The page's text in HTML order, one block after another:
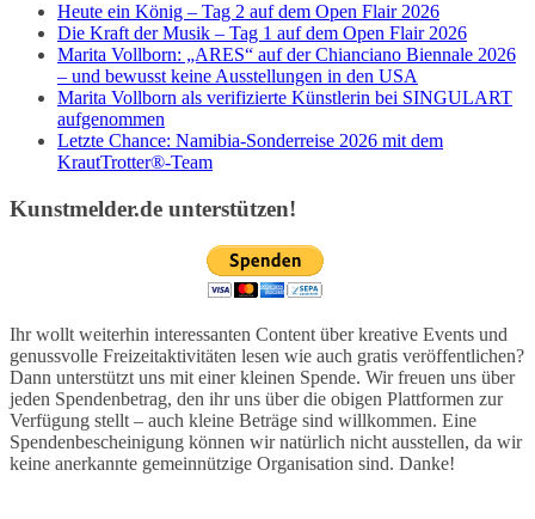
Heute ein König – Tag 2 auf dem Open Flair 2026
Die Kraft der Musik – Tag 1 auf dem Open Flair 2026
Marita Vollborn: „ARES“ auf der Chianciano Biennale 2026
– und bewusst keine Ausstellungen in den USA
Marita Vollborn als verifizierte Künstlerin bei SINGULART
aufgenommen
Letzte Chance: Namibia-Sonderreise 2026 mit dem
KrautTrotter®-Team
Kunstmelder.de unterstützen!
Ihr wollt weiterhin interessanten Content über kreative Events und
genussvolle Freizeitaktivitäten lesen wie auch gratis veröffentlichen?
Dann unterstützt uns mit einer kleinen Spende. Wir freuen uns über
jeden Spendenbetrag, den ihr uns über die obigen Plattformen zur
Verfügung stellt – auch kleine Beträge sind willkommen. Eine
Spendenbescheinigung können wir natürlich nicht ausstellen, da wir
keine anerkannte gemeinnützige Organisation sind. Danke!